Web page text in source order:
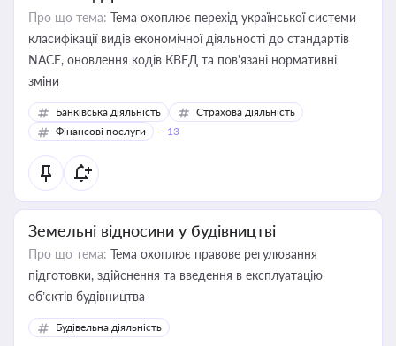
Про що тема: Тема охоплює перехід української системи
класифікації видів економічної діяльності до стандартів
NACE, оновлення кодів КВЕД та пов'язані нормативні
зміни
Банківська діяльність
Страхова діяльність
Фінансові послуги
+13
Земельні відносини у будівництві
Про що тема: Тема охоплює правове регулювання
підготовки, здійснення та введення в експлуатацію
об’єктів будівництва
Будівельна діяльність